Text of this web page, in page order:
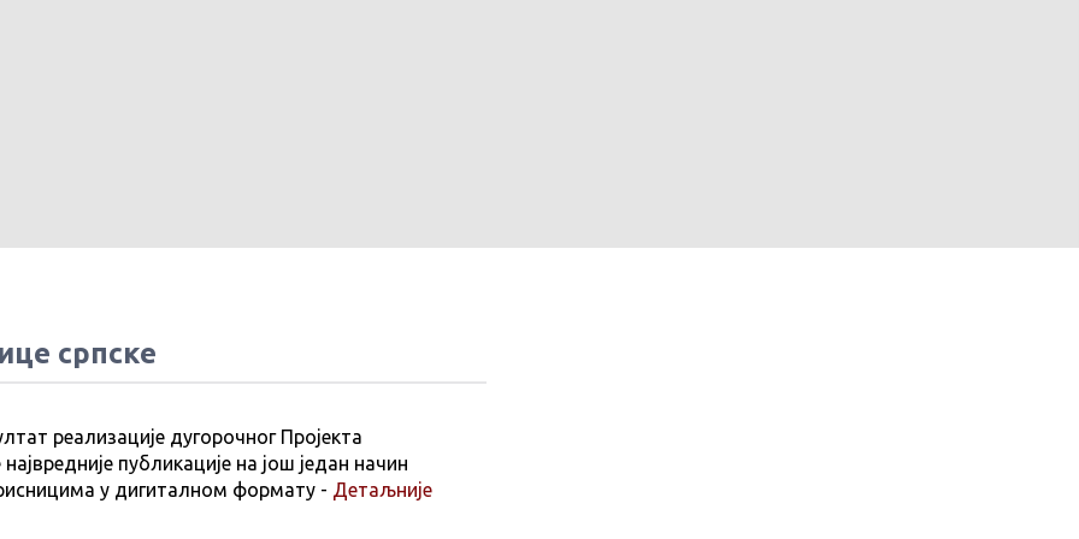
српске
реализације дугорочног Пројекта
публикације на још један начин
у дигиталном формату - Детаљније